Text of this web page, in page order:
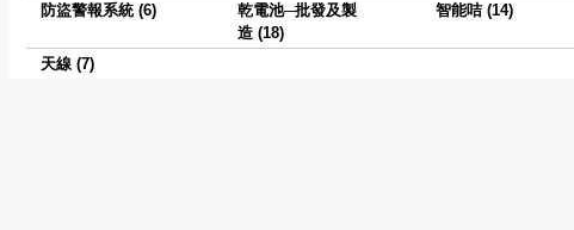
防盜警報系統 (6)
乾電池─批發及製
造 (18)
智能咭 (14)
天線 (7)